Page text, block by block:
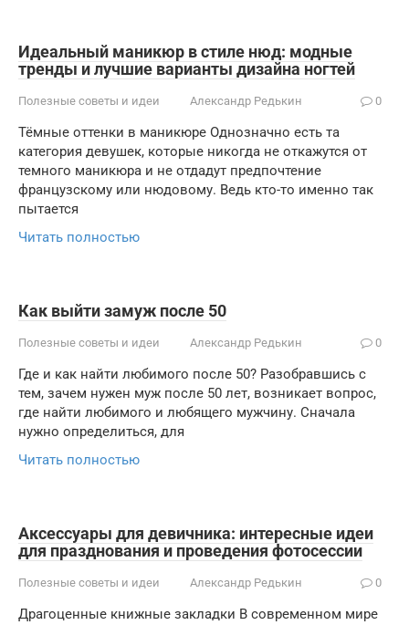
Идеальный маникюр в стиле нюд: модные
тренды и лучшие варианты дизайна ногтей
Полезные советы и идеи Александр Редькин 0
Тёмные оттенки в маникюре Однозначно есть та
категория девушек, которые никогда не откажутся от
темного маникюра и не отдадут предпочтение
французскому или нюдовому. Ведь кто-то именно так
пытается
Читать полностью
Как выйти замуж после 50
Полезные советы и идеи Александр Редькин 0
Где и как найти любимого после 50? Разобравшись с
тем, зачем нужен муж после 50 лет, возникает вопрос,
где найти любимого и любящего мужчину. Сначала
нужно определиться, для
Читать полностью
Аксессуары для девичника: интересные идеи
для празднования и проведения фотосессии
Полезные советы и идеи Александр Редькин 0
Драгоценные книжные закладки В современном мире